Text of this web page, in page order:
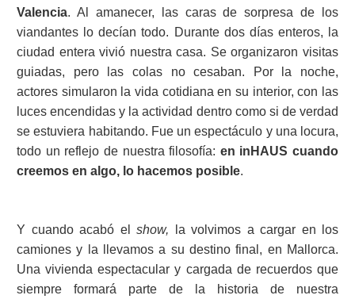
Valencia. Al amanecer, las caras de sorpresa de los
viandantes lo decían todo. Durante dos días enteros, la
ciudad entera vivió nuestra casa. Se organizaron visitas
guiadas, pero las colas no cesaban. Por la noche,
actores simularon la vida cotidiana en su interior, con las
luces encendidas y la actividad dentro como si de verdad
se estuviera habitando. Fue un espectáculo y una locura,
todo un reflejo de nuestra filosofía: en inHAUS cuando
creemos en algo, lo hacemos posible.
Y cuando acabó el show,
la volvimos a cargar en los
camiones y la llevamos a su destino final, en Mallorca.
Una vivienda espectacular y cargada de recuerdos que
siempre formará parte de la historia de nuestra